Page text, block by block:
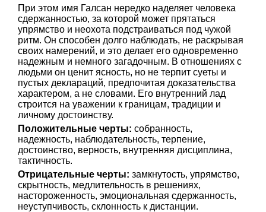
При этом имя Галсан нередко наделяет человека
сдержанностью, за которой может прятаться
упрямство и неохота подстраиваться под чужой
ритм. Он способен долго наблюдать, не раскрывая
своих намерений, и это делает его одновременно
надежным и немного загадочным. В отношениях с
людьми он ценит ясность, но не терпит суеты и
пустых деклараций, предпочитая доказательства
характером, а не словами. Его внутренний лад
строится на уважении к границам, традиции и
личному достоинству.
Положительные черты: собранность,
надежность, наблюдательность, терпение,
достоинство, верность, внутренняя дисциплина,
тактичность.
Отрицательные черты: замкнутость, упрямство,
скрытность, медлительность в решениях,
настороженность, эмоциональная сдержанность,
неуступчивость, склонность к дистанции.